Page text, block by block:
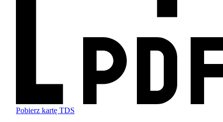
Pobierz kartę TDS